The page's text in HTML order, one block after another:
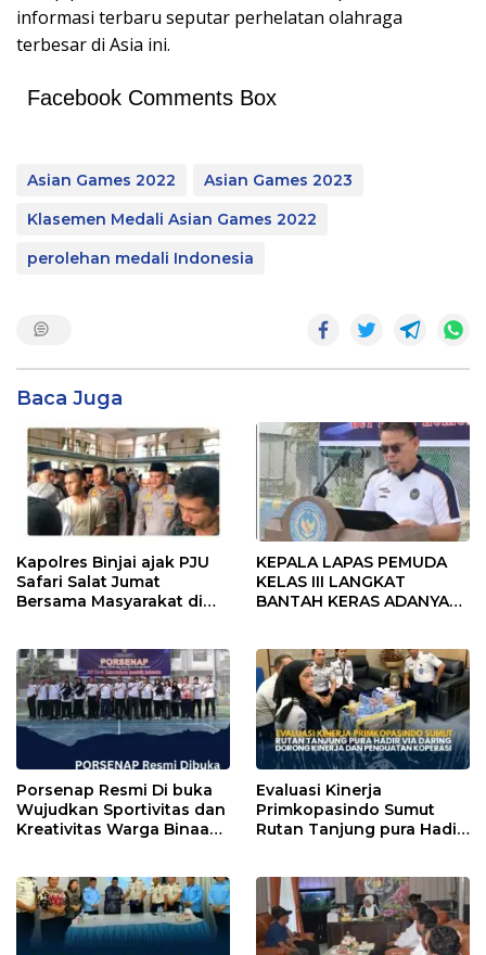
informasi terbaru seputar perhelatan olahraga
terbesar di Asia ini.
Facebook Comments Box
Asian Games 2022
Asian Games 2023
Klasemen Medali Asian Games 2022
perolehan medali Indonesia
Baca Juga
Kapolres Binjai ajak PJU
Safari Salat Jumat
Bersama Masyarakat di
KEPALA LAPAS PEMUDA
KELAS III LANGKAT
BANTAH KERAS ADANYA
TENTANG SINDIKAT
PENIPU PENJUALAN EMAS
Porsenap Resmi Di buka
Wujudkan Sportivitas dan
Kreativitas Warga Binaan
Evaluasi Kinerja
Primkopasindo Sumut
Rutan Tanjung pura Hadir